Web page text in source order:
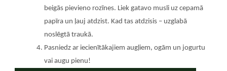
beigās pievieno rozīnes. Liek gatavo musli uz cepamā
papīra un ļauj atdzist. Kad tas atdzisis – uzglabā
noslēgtā traukā.
Pasniedz ar iecienītākajiem augļiem, ogām un jogurtu
vai augu pienu!